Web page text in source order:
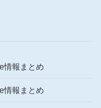
情報まとめ
情報まとめ